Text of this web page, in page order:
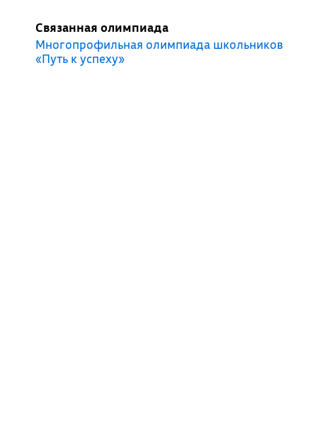
Связанная олимпиада
Многопрофильная олимпиада школьников
«Путь к успеху»